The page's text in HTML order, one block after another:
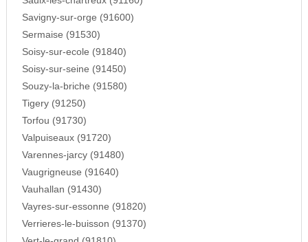
Savigny-sur-orge (91600)
Sermaise (91530)
Soisy-sur-ecole (91840)
Soisy-sur-seine (91450)
Souzy-la-briche (91580)
Tigery (91250)
Torfou (91730)
Valpuiseaux (91720)
Varennes-jarcy (91480)
Vaugrigneuse (91640)
Vauhallan (91430)
Vayres-sur-essonne (91820)
Verrieres-le-buisson (91370)